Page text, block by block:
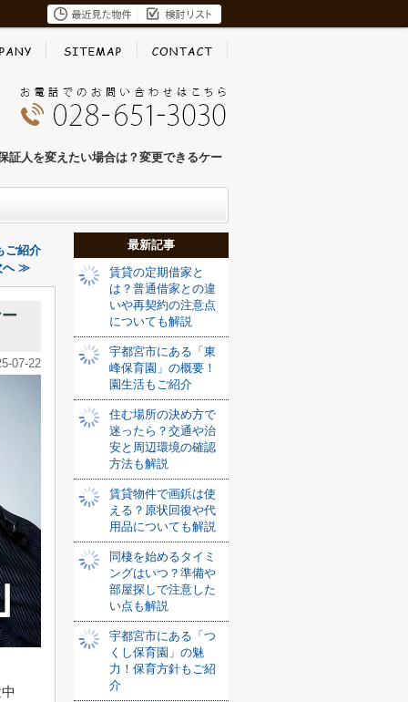
証人を変えたい場合は？変更できるケー
ご紹介
へ ≫
07-22
最新記事
賃貸の定期借家と
は？普通借家との違
いや再契約の注意点
についても解説
宇都宮市にある「東
峰保育園」の概要！
園生活もご紹介
住む場所の決め方で
迷ったら？交通や治
安と周辺環境の確認
方法も解説
賃貸物件で画鋲は使
える？原状回復や代
用品についても解説
同棲を始めるタイミ
ングはいつ？準備や
部屋探しで注意した
い点も解説
宇都宮市にある「つ
くし保育園」の魅
力！保育方針もご紹
介